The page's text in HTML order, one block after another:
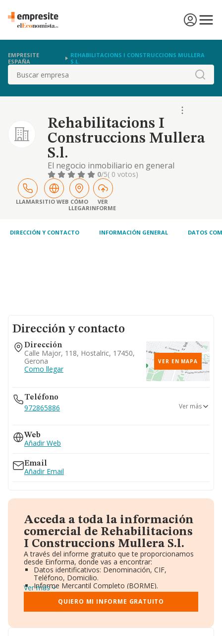
EMPRESITE
ESPAÑA
REHABILITACIONS I CONSTRUCCIONS MULLERA
S.L.
Buscar
Rehabilitacions I
Construccions Mullera
S.l.
El negocio inmobiliario en general
0/5( 0 votos)
LLAMARSITIO WEB CÓMO
LLEGAR
VER
INFORME
DIRECCIÓN Y CONTACTO INFORMACIÓN GENERAL DATOS
Dirección y contacto
Dirección
Calle Major, 118, Hostalric, 17450,
Gerona
Como llegar
VER EN MAPA
Teléfono
972865886
972874904
Ver más
Web
Añadir Web
Email
Añadir Email
Acceda a toda la información
comercial de Rehabilitacions
I Construccions Mullera S.l.
A través del informe gratuito que te proporcionamos
desde Einforma, donde vas a encontrar:
Datos identificativos: Denominación, CIF,
Teléfono, Domicilio.
Informe Mercantil Completo (BORME).
Gráficos de Evolución Ventas y Empleados.
Consejo de Administración y Administradores.
Directivos y Ejecutivos.
Ver más
QUIERO MI INFORME GRATUITO